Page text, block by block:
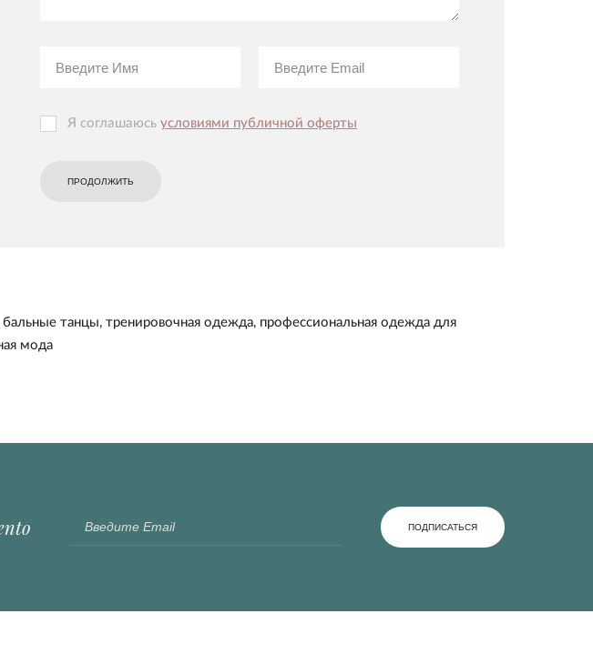
Я соглашаюсь условиями публичной оферты
ПРОДОЛЖИТЬ
бальные танцы, тренировочная одежда, профессиональная одежда для
мода
ПОДПИСАТЬСЯ